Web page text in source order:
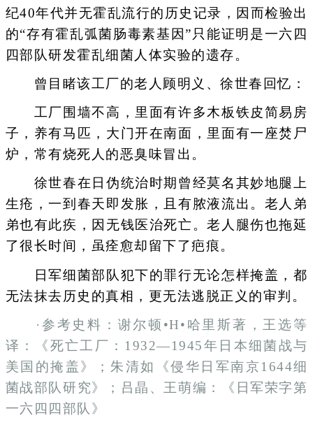
纪40年代并无霍乱流行的历史记录，因而检验出
的“存有霍乱弧菌肠毒素基因”只能证明是一六四
四部队研发霍乱细菌人体实验的遗存。
曾目睹该工厂的老人顾明义、徐世春回忆：
工厂围墙不高，里面有许多木板铁皮简易房
子，养有马匹，大门开在南面，里面有一座焚尸
炉，常有烧死人的恶臭味冒出。
徐世春在日伪统治时期曾经莫名其妙地腿上
生疮，一到春天即发胀，且有脓液流出。老人弟
弟也有此疾，因无钱医治死亡。老人腿伤也拖延
了很长时间，虽痊愈却留下了疤痕。
日军细菌部队犯下的罪行无论怎样掩盖，都
无法抹去历史的真相，更无法逃脱正义的审判。
·参考史料：谢尔顿•H•哈里斯著，王选等
译：《死亡工厂：1932—1945年日本细菌战与
美国的掩盖》；朱清如《侵华日军南京1644细
菌战部队研究》；吕晶、王萌编：《日军荣字第
一六四四部队》